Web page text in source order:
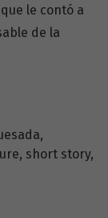
short story
le contó a
de la